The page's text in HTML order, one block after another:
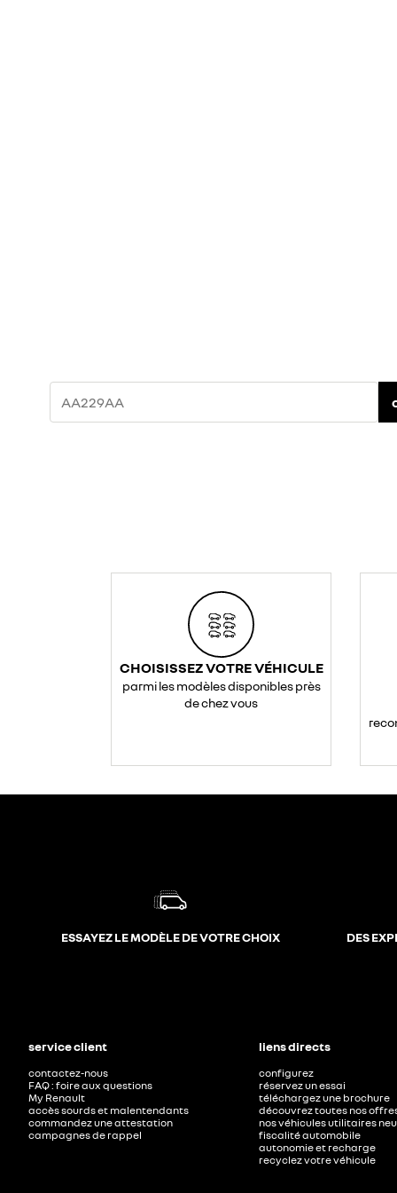
CHOISISSEZ VOTRE VÉHICULE
parmi les modèles disponibles près
de chez vous
ESSAYEZ LE MODÈLE DE VOTRE CHOIX DES
service client
contactez-nous
FAQ : foire aux questions
My Renault
accès sourds et malentendants
commandez une attestation
campagnes de rappel
liens directs
configurez
réservez un essai
téléchargez une brochure
découvrez toutes nos
nos véhicules utilitaires
fiscalité automobile
autonomie et recharge
recyclez votre véhicule